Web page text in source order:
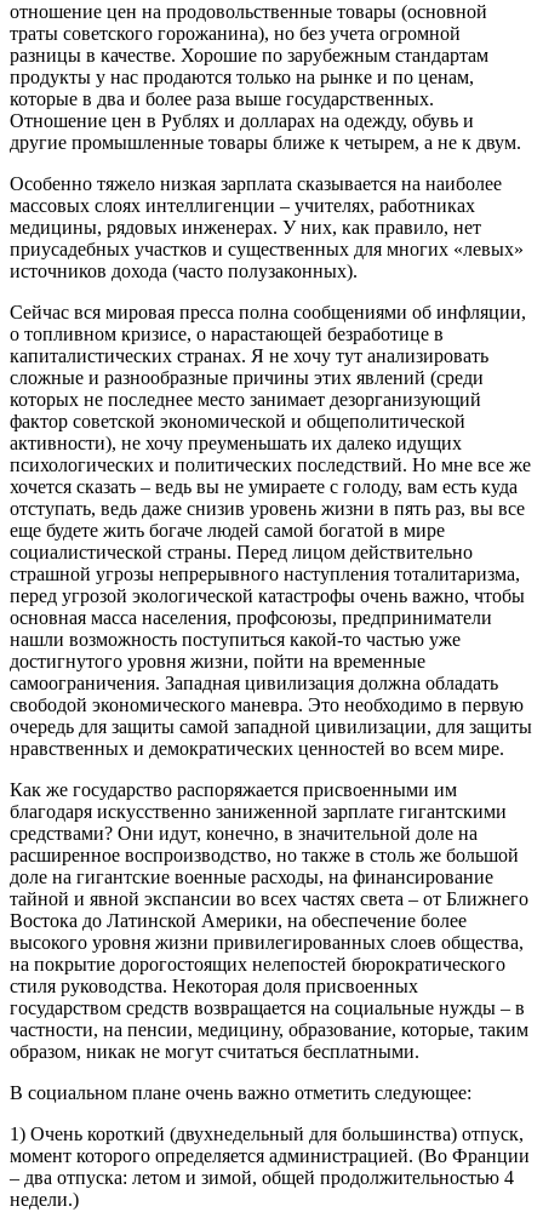
отношение цен на продовольственные товары (основной
траты советского горожанина), но без учета огромной
разницы в качестве. Хорошие по зарубежным стандартам
продукты у нас продаются только на рынке и по ценам,
которые в два и более раза выше государственных.
Отношение цен в Рублях и долларах на одежду, обувь и
другие промышленные товары ближе к четырем, а не к двум.
Особенно тяжело низкая зарплата сказывается на наиболее
массовых слоях интеллигенции – учителях, работниках
медицины, рядовых инженерах. У них, как правило, нет
приусадебных участков и существенных для многих «левых»
источников дохода (часто полузаконных).
Сейчас вся мировая пресса полна сообщениями об инфляции,
о топливном кризисе, о нарастающей безработице в
капиталистических странах. Я не хочу тут анализировать
сложные и разнообразные причины этих явлений (среди
которых не последнее место занимает дезорганизующий
фактор советской экономической и общеполитической
активности), не хочу преуменьшать их далеко идущих
психологических и политических последствий. Но мне все же
хочется сказать – ведь вы не умираете с голоду, вам есть куда
отступать, ведь даже снизив уровень жизни в пять раз, вы все
еще будете жить богаче людей самой богатой в мире
социалистической страны. Перед лицом действительно
страшной угрозы непрерывного наступления тоталитаризма,
перед угрозой экологической катастрофы очень важно, чтобы
основная масса населения, профсоюзы, предприниматели
нашли возможность поступиться какой-то частью уже
достигнутого уровня жизни, пойти на временные
самоограничения. Западная цивилизация должна обладать
свободой экономического маневра. Это необходимо в первую
очередь для защиты самой западной цивилизации, для защиты
нравственных и демократических ценностей во всем мире.
Как же государство распоряжается присвоенными им
благодаря искусственно заниженной зарплате гигантскими
средствами? Они идут, конечно, в значительной доле на
расширенное воспроизводство, но также в столь же большой
доле на гигантские военные расходы, на финансирование
тайной и явной экспансии во всех частях света – от Ближнего
Востока до Латинской Америки, на обеспечение более
высокого уровня жизни привилегированных слоев общества,
на покрытие дорогостоящих нелепостей бюрократического
стиля руководства. Некоторая доля присвоенных
государством средств возвращается на социальные нужды – в
частности, на пенсии, медицину, образование, которые, таким
образом, никак не могут считаться бесплатными.
В социальном плане очень важно отметить следующее:
1) Очень короткий (двухнедельный для большинства) отпуск,
момент которого определяется администрацией. (Во Франции
– два отпуска: летом и зимой, общей продолжительностью 4
недели.)